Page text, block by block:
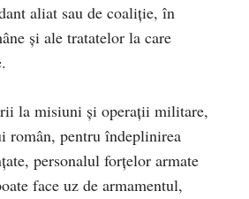
aliat sau de coaliție, în
și ale tratatelor la care
la misiuni și operații militare,
român, pentru îndeplinirea
personalul forțelor armate
face uz de armamentul,